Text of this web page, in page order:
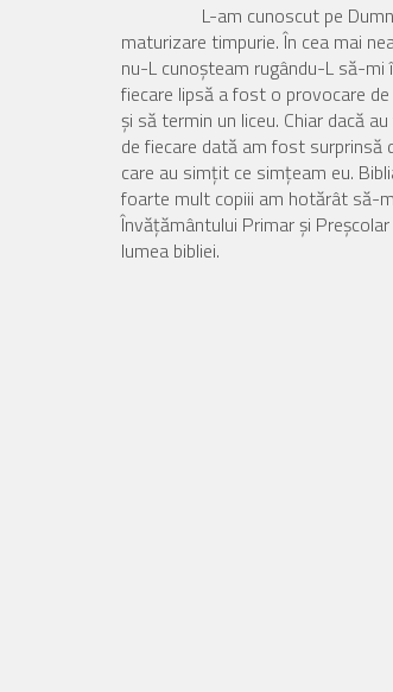
L-am cunoscut pe
maturizare timpurie. În cea mai
nu-L cunoşteam rugându-L să-mi
fiecare lipsă a fost o provocare
şi să termin un liceu. Chiar dacă
de fiecare dată am fost surprinsă
care au simţit ce simţeam eu.
foarte mult copiii am hotărât să-
Învăţământului Primar şi
lumea bibliei.